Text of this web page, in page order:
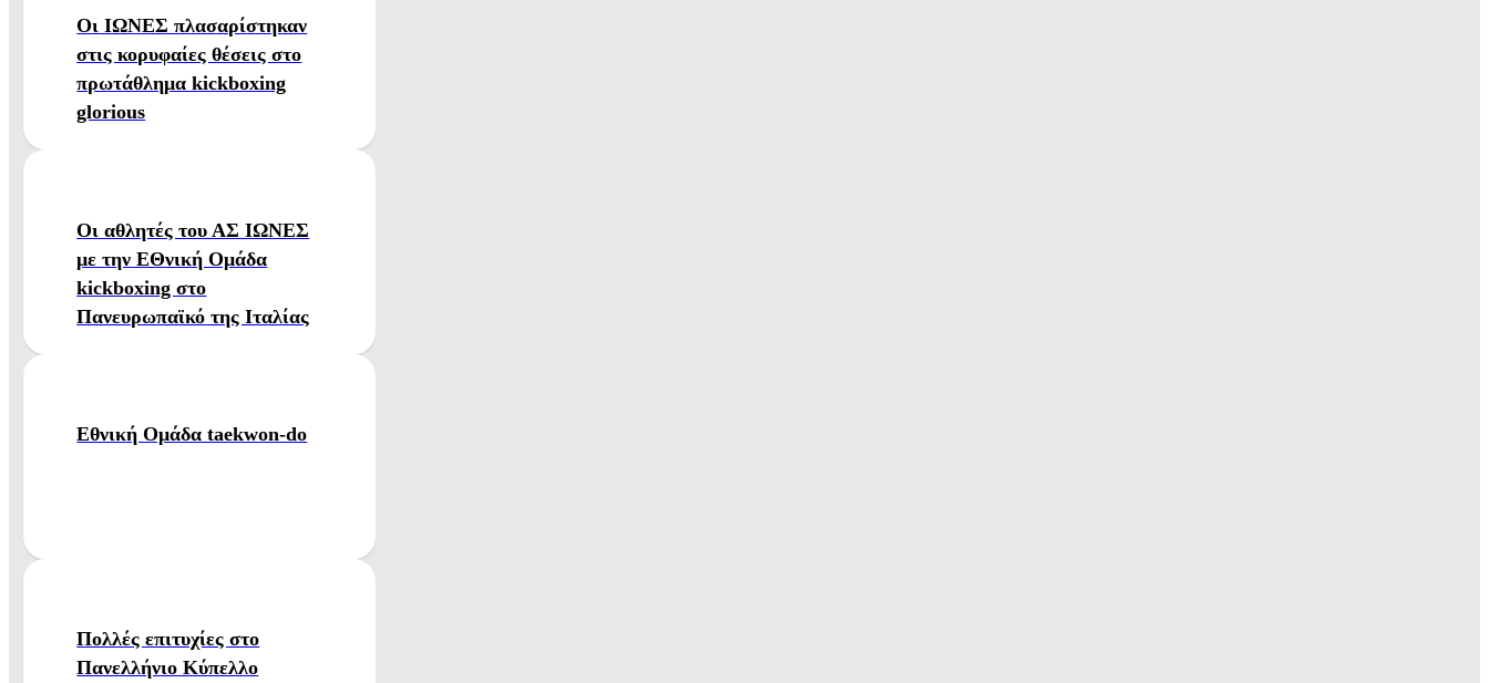
Οι ΙΩΝΕΣ πλασαρίστηκαν
στις κορυφαίες θέσεις στο
πρωτάθλημα kickboxing
glorious
Οι αθλητές του ΑΣ ΙΩΝΕΣ
με την ΕΘνική Ομάδα
kickboxing στο
Πανευρωπαϊκό της Ιταλίας
Εθνική Ομάδα taekwon-do
Πολλές επιτυχίες στο
Πανελλήνιο Κύπελλο